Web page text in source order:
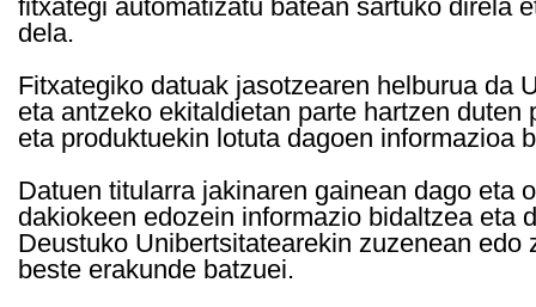
fitxategi automatizatu batean sartuko direla
dela.
Fitxategiko datuak jasotzearen helburua da
eta antzeko ekitaldietan parte hartzen
eta produktuekin lotuta dagoen informazioa
Datuen titularra jakinaren gainean dago eta
dakiokeen edozein informazio bidaltzea eta
Deustuko Unibertsitatearekin zuzenean
beste erakunde batzuei.